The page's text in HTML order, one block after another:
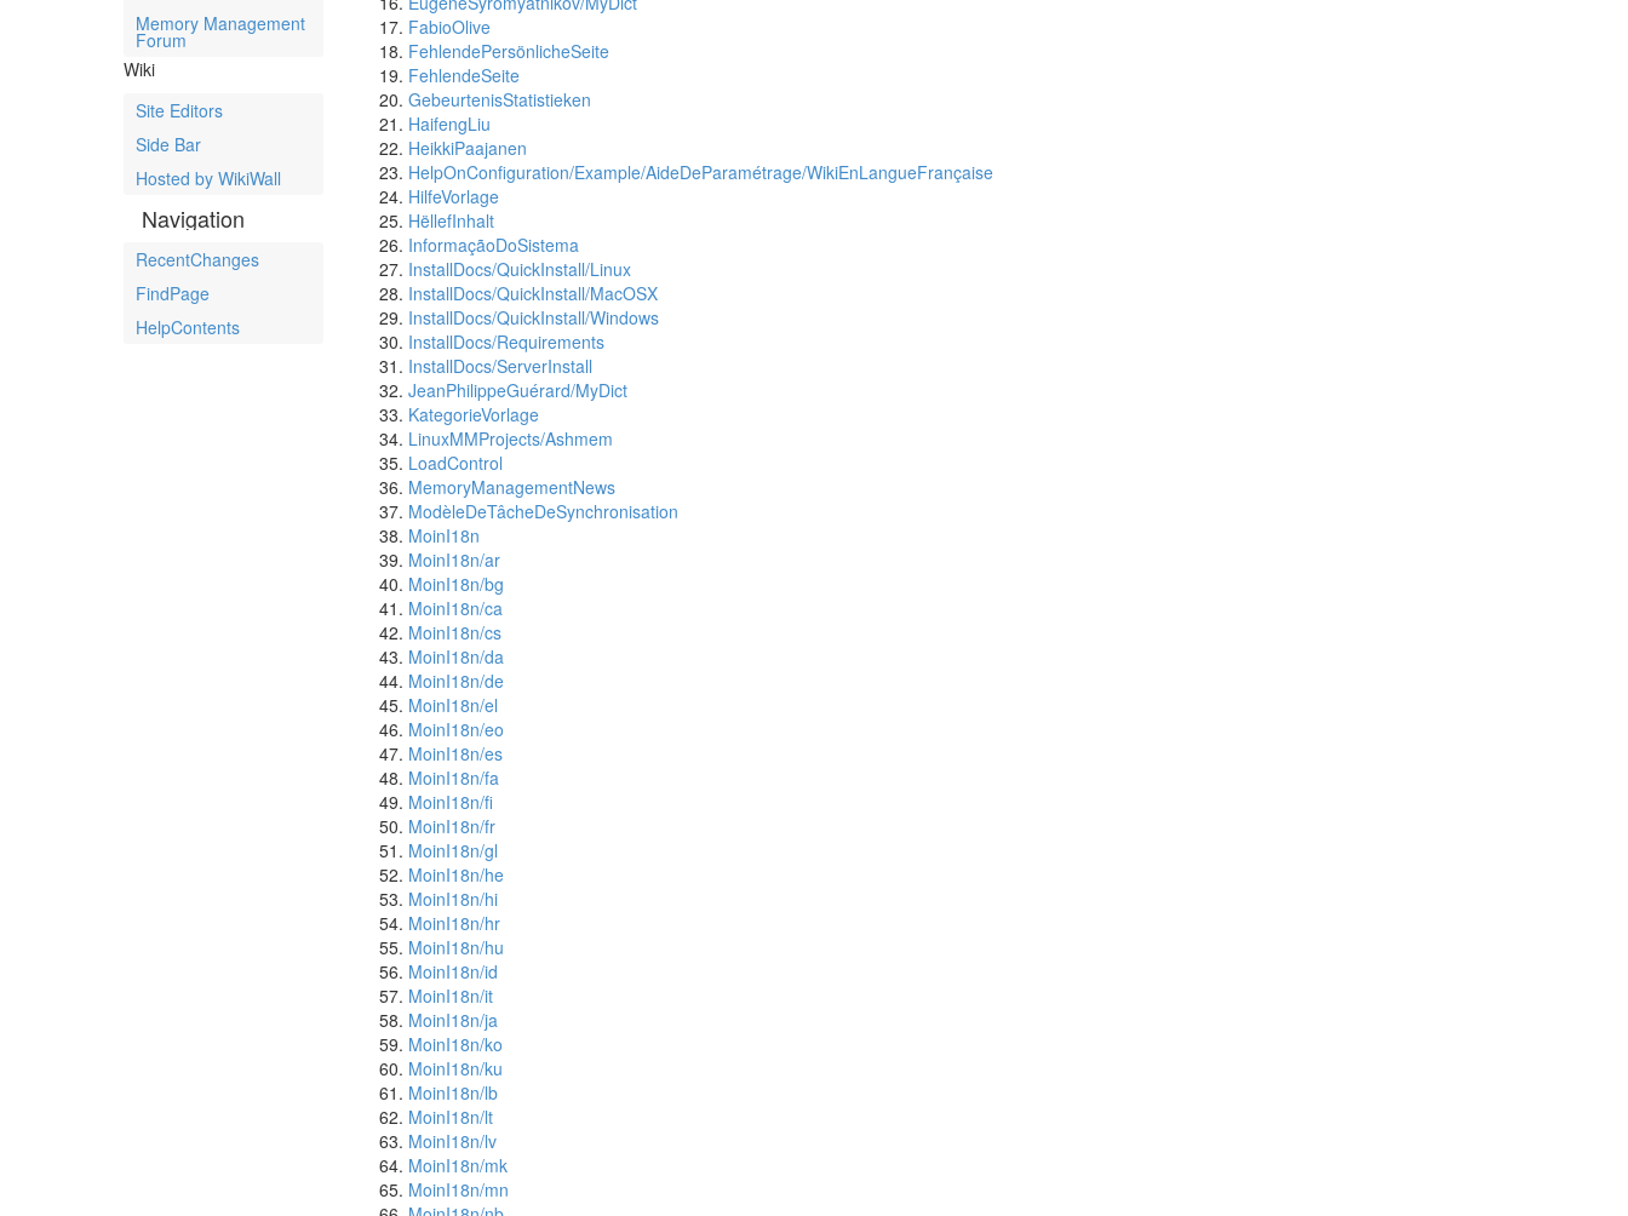
Memory Management
Forum
Wiki
Site Editors
Side Bar
Hosted by WikiWall
Navigation
RecentChanges
FindPage
HelpContents
FabioOlive
FehlendePersönlicheSeite
FehlendeSeite
GebeurtenisStatistieken
HaifengLiu
HeikkiPaajanen
HelpOnConfiguration/Example/AideDeParamétrage/WikiEnLangueFrançaise
HilfeVorlage
HëllefInhalt
InformaçãoDoSistema
InstallDocs/QuickInstall/Linux
InstallDocs/QuickInstall/MacOSX
InstallDocs/QuickInstall/Windows
InstallDocs/Requirements
InstallDocs/ServerInstall
JeanPhilippeGuérard/MyDict
KategorieVorlage
LinuxMMProjects/Ashmem
LoadControl
MemoryManagementNews
ModèleDeTâcheDeSynchronisation
MoinI18n
MoinI18n/ar
MoinI18n/bg
MoinI18n/ca
MoinI18n/cs
MoinI18n/da
MoinI18n/de
MoinI18n/el
MoinI18n/eo
MoinI18n/es
MoinI18n/fa
MoinI18n/fi
MoinI18n/fr
MoinI18n/gl
MoinI18n/he
MoinI18n/hi
MoinI18n/hr
MoinI18n/hu
MoinI18n/id
MoinI18n/it
MoinI18n/ja
MoinI18n/ko
MoinI18n/ku
MoinI18n/lb
MoinI18n/lt
MoinI18n/lv
MoinI18n/mk
MoinI18n/mn